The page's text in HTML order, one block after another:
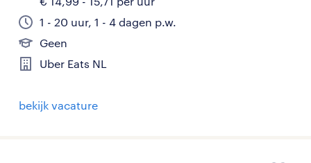
1 - 20 uur, 1 - 4 dagen p.w.
Geen
Uber Eats NL
bekijk vacature